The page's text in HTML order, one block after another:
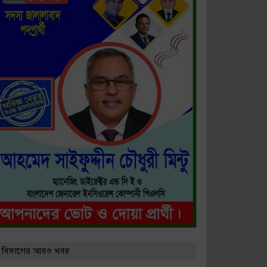
দর্শানোর নোটিশ
আরও খবর